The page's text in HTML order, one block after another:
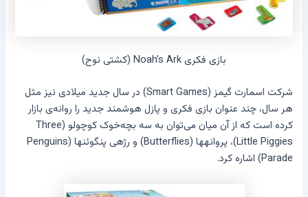
بازی فکری Noah’s Ark (کشتی نوح)
شرکت اسمارت گیمز (Smart Games) در سال جدید میلادی نیز مثل
هر سال، چند عنوان بازی فکری و پازل هوشمند جدید را روانه‌ی بازار
کرده است که از آن میان می‌توان به سه بچه‌خوک کوچولو (Three
Little Piggies)، پروانهها (Butterflies) و رژهی پنگوئنها (Penguins
Parade) اشاره کرد.